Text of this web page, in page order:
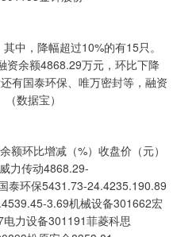
中，降幅超过10%的有15只。
资余额4868.29万元，环比下降
有国泰环保、唯万密封等，融资
数据宝）
额环比增减（%）收盘价（元）
力传动4868.29-
泰环保5431.73-24.4235.190.89
3.69机械设备301662宏
力设备301191菲菱科思